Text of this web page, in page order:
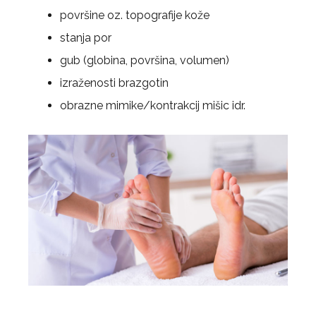
površine oz. topografije kože
stanja por
gub (globina, površina, volumen)
izraženosti brazgotin
obrazne mimike/kontrakcij mišic idr.